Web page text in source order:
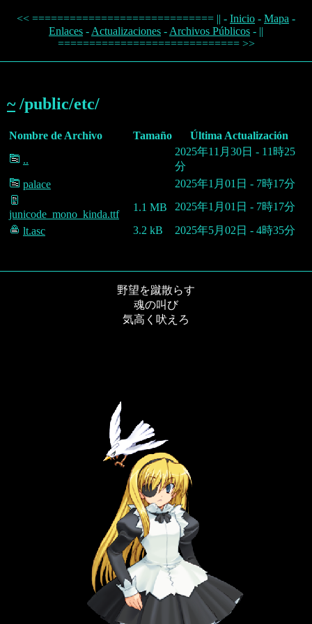
<< ============================= || - Inicio - Mapa -
Enlaces - Actualizaciones - Archivos Públicos - ||
============================= >>
~/public/etc/
Nombre de Archivo Tamaño Última Actualización
..
2025年11月30日 - 11時25
分
palace
2025年1月01日 - 7時17分
junicode_mono_kinda.ttf
1.1 MB 2025年1月01日 - 7時17分
lt.asc 3.2 kB 2025年5月02日 - 4時35分
野望を蹴散らす
魂の叫び
気高く吠えろ